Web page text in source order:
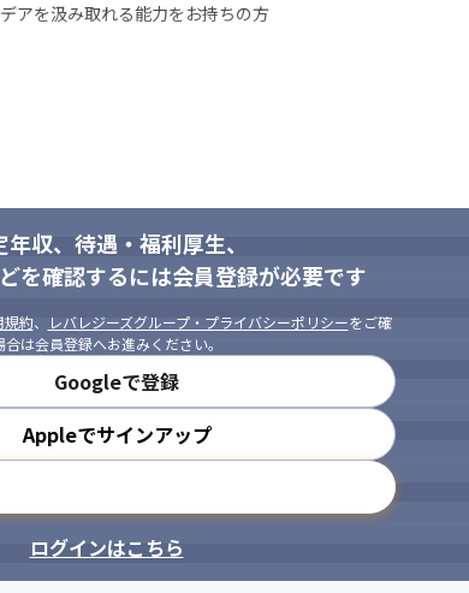
んでいます。
アを汲み取れる能力をお持ちの方
年収、待遇・福利厚生、
を確認するには会員登録が必要です
規約、 レバレジーズグループ・プライバシーポリシーをご確
は会員登録へお進みください。
Googleで登録
Appleでサインアップ
ログインはこちら